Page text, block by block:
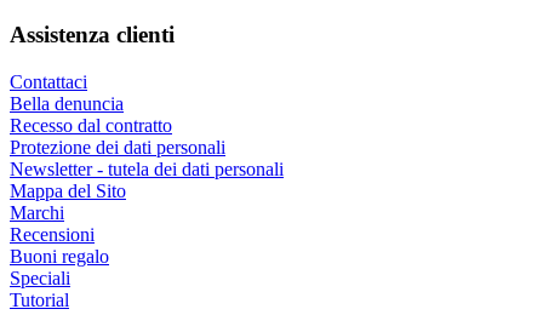
Assistenza clienti
Contattaci
Bella denuncia
Recesso dal contratto
Protezione dei dati personali
Newsletter - tutela dei dati personali
Mappa del Sito
Marchi
Recensioni
Buoni regalo
Speciali
Tutorial